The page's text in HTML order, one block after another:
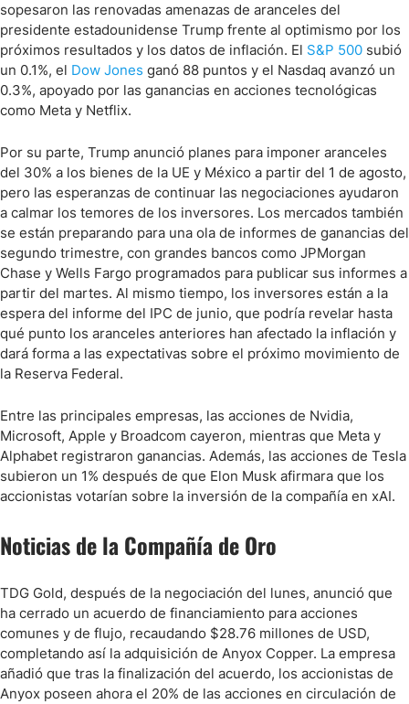
sopesaron las renovadas amenazas de aranceles del
presidente estadounidense Trump frente al optimismo por los
próximos resultados y los datos de inflación. El S&P 500 subió
un 0.1%, el Dow Jones ganó 88 puntos y el Nasdaq avanzó un
0.3%, apoyado por las ganancias en acciones tecnológicas
como Meta y Netflix.
Por su parte, Trump anunció planes para imponer aranceles
del 30% a los bienes de la UE y México a partir del 1 de agosto,
pero las esperanzas de continuar las negociaciones ayudaron
a calmar los temores de los inversores. Los mercados también
se están preparando para una ola de informes de ganancias del
segundo trimestre, con grandes bancos como JPMorgan
Chase y Wells Fargo programados para publicar sus informes a
partir del martes. Al mismo tiempo, los inversores están a la
espera del informe del IPC de junio, que podría revelar hasta
qué punto los aranceles anteriores han afectado la inflación y
dará forma a las expectativas sobre el próximo movimiento de
la Reserva Federal.
Entre las principales empresas, las acciones de Nvidia,
Microsoft, Apple y Broadcom cayeron, mientras que Meta y
Alphabet registraron ganancias. Además, las acciones de Tesla
subieron un 1% después de que Elon Musk afirmara que los
accionistas votarían sobre la inversión de la compañía en xAI.
Noticias de la Compañía de Oro
TDG Gold, después de la negociación del lunes, anunció que
ha cerrado un acuerdo de financiamiento para acciones
comunes y de flujo, recaudando $28.76 millones de USD,
completando así la adquisición de Anyox Copper. La empresa
añadió que tras la finalización del acuerdo, los accionistas de
Anyox poseen ahora el 20% de las acciones en circulación de